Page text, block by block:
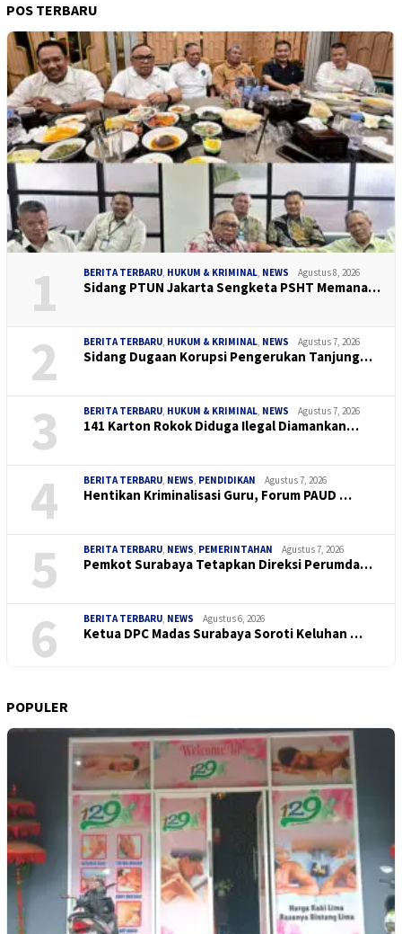
POS TERBARU
1 BERITA TERBARU, HUKUM & KRIMINAL, NEWS Agustus 8, 2026
Sidang PTUN Jakarta Sengketa PSHT Memana…
2 BERITA TERBARU, HUKUM & KRIMINAL, NEWS Agustus 7, 2026
Sidang Dugaan Korupsi Pengerukan Tanjung…
3 BERITA TERBARU, HUKUM & KRIMINAL, NEWS Agustus 7, 2026
141 Karton Rokok Diduga Ilegal Diamankan…
4 BERITA TERBARU, NEWS, PENDIDIKAN Agustus 7, 2026
Hentikan Kriminalisasi Guru, Forum PAUD …
5 BERITA TERBARU, NEWS, PEMERINTAHAN Agustus 7, 2026
Pemkot Surabaya Tetapkan Direksi Perumda…
6 BERITA TERBARU, NEWS Agustus 6, 2026
Ketua DPC Madas Surabaya Soroti Keluhan …
POPULER